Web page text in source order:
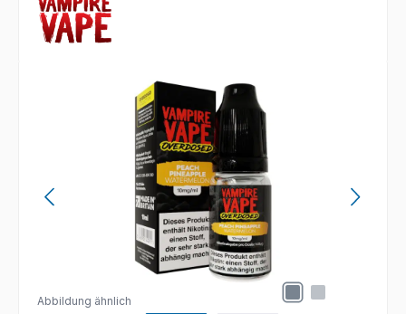
Bildergalerie überspringen
Abbildung ähnlich